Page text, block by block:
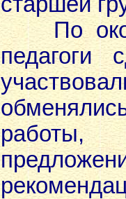
По
педагоги
работы,